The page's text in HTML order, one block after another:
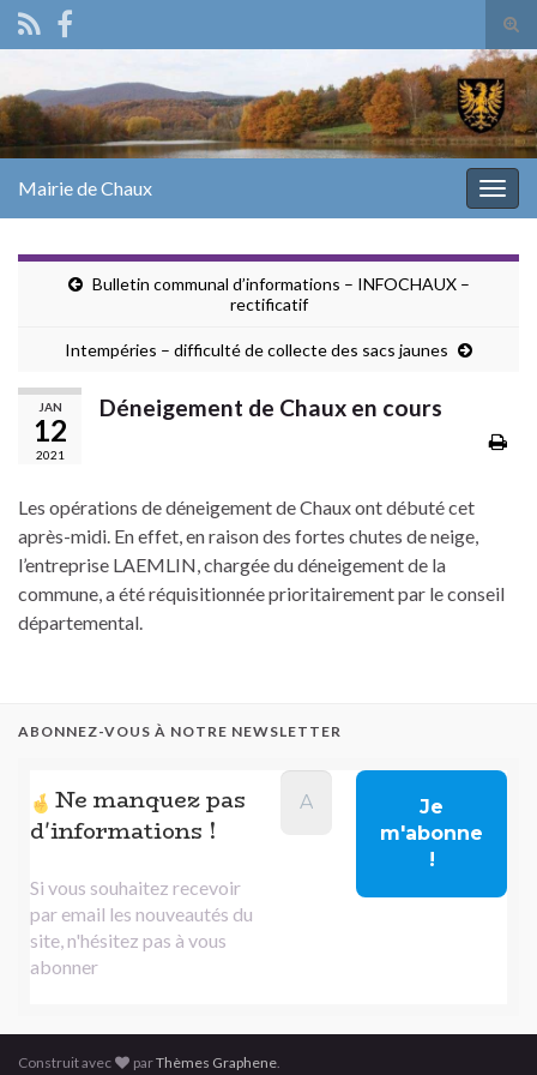
Mairie de Chaux
Bulletin communal d’informations – INFOCHAUX –
rectificatif
Intempéries – difficulté de collecte des sacs jaunes
JAN
12
2021
Déneigement de Chaux en cours
Les opérations de déneigement de Chaux ont débuté cet
après-midi. En effet, en raison des fortes chutes de neige,
l’entreprise LAEMLIN, chargée du déneigement de la
commune, a été réquisitionnée prioritairement par le conseil
départemental.
ABONNEZ-VOUS À NOTRE NEWSLETTER
Ne manquez pas
d'informations !
Si vous souhaitez recevoir
par email les nouveautés du
site, n'hésitez pas à vous
abonner
Construit avec parThèmes Graphene